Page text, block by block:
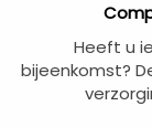
Heeft u
bijeenkomst?